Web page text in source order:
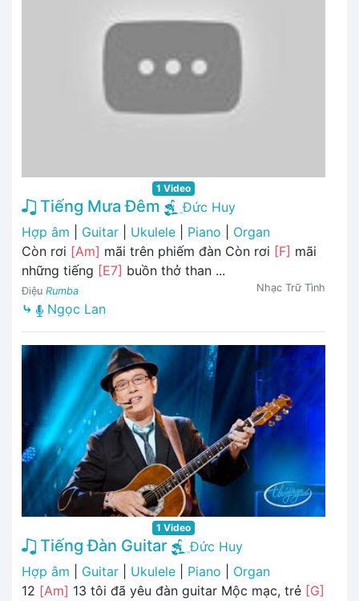
1 Video
Tiếng Mưa Đêm
Đức Huy
Hợp âm
Guitar Ukulele Piano
Organ
Còn rơi [Am] mãi trên phiếm đàn Còn rơi [F] mãi
những tiếng [E7] buồn thở than ...
Điệu Rumba Nhạc Trữ Tình
⤷ Ngọc Lan
1 Video
Tiếng Đàn Guitar
Đức Huy
Hợp âm
Guitar Ukulele Piano
Organ
12 [Am] 13 tôi đã yêu đàn guitar Mộc mạc, trẻ [G]